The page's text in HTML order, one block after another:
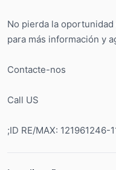
No pierda la
para más información y
Contacte-nos
Call US
;ID RE/MAX: 121961246-